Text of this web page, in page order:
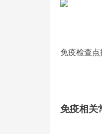
免疫检查
免疫相关